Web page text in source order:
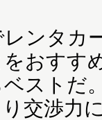
ンタカ
おすす
ストだ
交渉力